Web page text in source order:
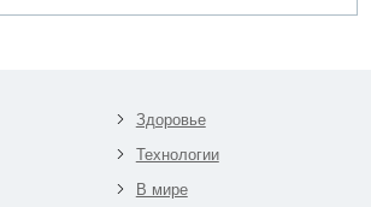
Здоровье
Технологии
В мире